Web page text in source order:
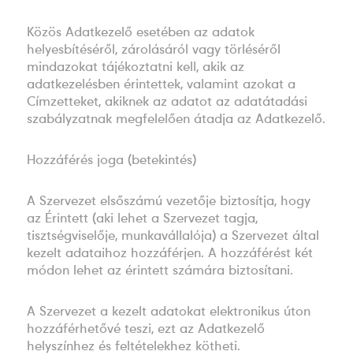
Közös Adatkezelő esetében az adatok
helyesbítéséről, zárolásáról vagy törléséről
mindazokat tájékoztatni kell, akik az
adatkezelésben érintettek, valamint azokat a
Címzetteket, akiknek az adatot az adatátadási
szabályzatnak megfelelően átadja az Adatkezelő.
Hozzáférés joga (betekintés)
A Szervezet elsőszámú vezetője biztosítja, hogy
az Érintett (aki lehet a Szervezet tagja,
tisztségviselője, munkavállalója) a Szervezet által
kezelt adataihoz hozzáférjen. A hozzáférést két
módon lehet az érintett számára biztosítani.
A Szervezet a kezelt adatokat elektronikus úton
hozzáférhetővé teszi, ezt az Adatkezelő
helyszínhez és feltételekhez kötheti.